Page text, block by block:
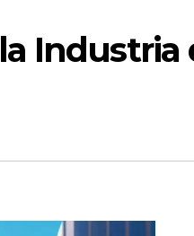
Industria